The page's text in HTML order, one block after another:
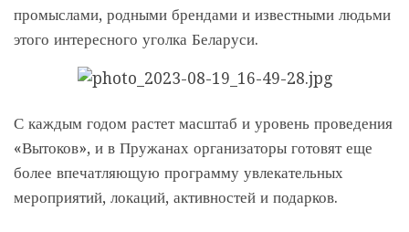
промыслами, родными брендами и известными людьми
этого интересного уголка Беларуси.
С каждым годом растет масштаб и уровень проведения
«Вытоков», и в Пружанах организаторы готовят еще
более впечатляющую программу увлекательных
мероприятий, локаций, активностей и подарков.